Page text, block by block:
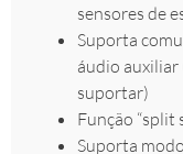
sensores de
Suporta
áudio auxiliar
suportar)
Função “split
Suporta